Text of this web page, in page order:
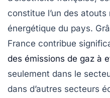
constitue l’un des
énergétique du pays.
France contribue
des émissions de gaz à
seulement dans le
dans d’autres secteurs